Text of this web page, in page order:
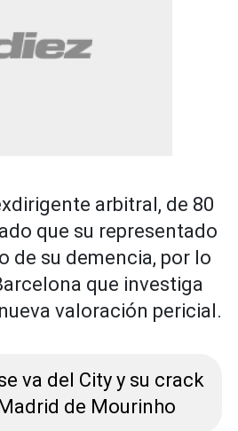
arbitral, de 80
que su representado
de su demencia, por lo
que investiga
valoración pericial.
va del City y su crack
de Mourinho